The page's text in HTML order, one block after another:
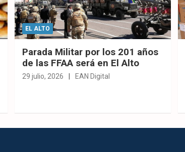
EL ALTO
Parada Militar por los 201 años
de las FFAA será en El Alto
29 julio, 2026 EAN Digital